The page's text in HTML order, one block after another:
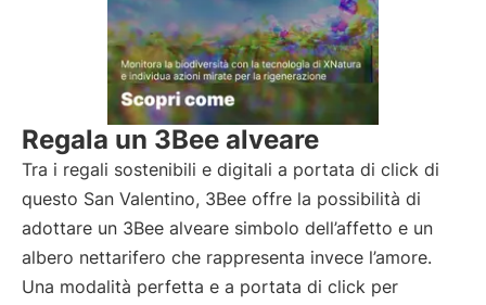
Regala un 3Bee alveare
Tra i regali sostenibili e digitali a portata di click di
questo San Valentino, 3Bee offre la possibilità di
adottare un 3Bee alveare simbolo dell’affetto e un
albero nettarifero che rappresenta invece l’amore.
Una modalità perfetta e a portata di click per